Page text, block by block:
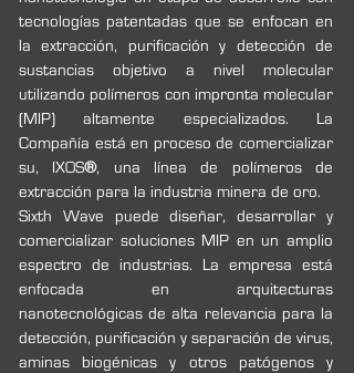
tecnologías patentadas que se enfocan en
la extracción, purificación y detección de
sustancias objetivo a nivel molecular
utilizando polímeros con impronta molecular
(MIP) altamente especializados. La
Compañía está en proceso de comercializar
su, IXOS®, una línea de polímeros de
extracción para la industria minera de oro.
Sixth Wave puede diseñar, desarrollar y
comercializar soluciones MIP en un amplio
espectro de industrias. La empresa está
enfocada en arquitecturas
nanotecnológicas de alta relevancia para la
detección, purificación y separación de virus,
aminas biogénicas y otros patógenos y